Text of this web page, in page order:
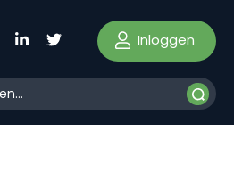
Inloggen